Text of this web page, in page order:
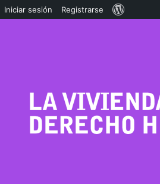
Iniciar sesión Registrarse